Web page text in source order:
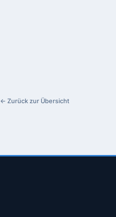
← Zurück zur Übersicht